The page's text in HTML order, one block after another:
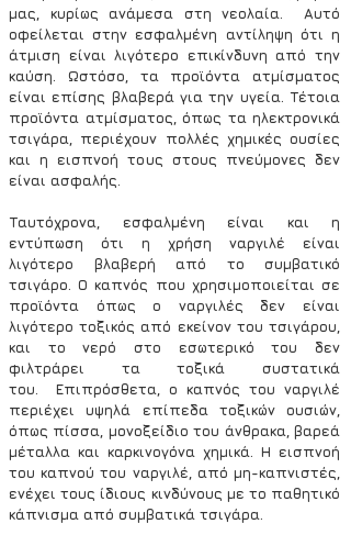
μας, κυρίως ανάμεσα στη νεολαία.  Αυτό
οφείλεται στην εσφαλμένη αντίληψη ότι η
άτμιση είναι λιγότερο επικίνδυνη από την
καύση. Ωστόσο, τα προϊόντα ατμίσματος
είναι επίσης βλαβερά για την υγεία. Τέτοια
προϊόντα ατμίσματος, όπως τα ηλεκτρονικά
τσιγάρα, περιέχουν πολλές χημικές ουσίες
και η εισπνοή τους στους πνεύμονες δεν
είναι ασφαλής.
Ταυτόχρονα, εσφαλμένη είναι και η
εντύπωση ότι η χρήση ναργιλέ είναι
λιγότερο βλαβερή από το συμβατικό
τσιγάρο. Ο καπνός που χρησιμοποιείται σε
προϊόντα όπως ο ναργιλές δεν είναι
λιγότερο τοξικός από εκείνον του τσιγάρου,
και το νερό στο εσωτερικό του δεν
φιλτράρει τα τοξικά συστατικά
του.  Επιπρόσθετα, ο καπνός του ναργιλέ
περιέχει υψηλά επίπεδα τοξικών ουσιών,
όπως πίσσα, μονοξείδιο του άνθρακα, βαρεά
μέταλλα και καρκινογόνα χημικά. Η εισπνοή
του καπνού του ναργιλέ, από μη-καπνιστές,
ενέχει τους ίδιους κινδύνους με το παθητικό
κάπνισμα από συμβατικά τσιγάρα.